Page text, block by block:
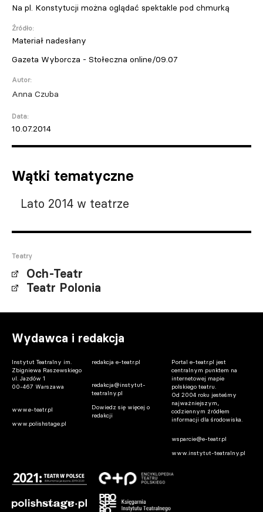
Na pl. Konstytucji można oglądać spektakle pod chmurką
Źródło:
Materiał nadesłany
Gazeta Wyborcza - Stołeczna online/09.07
Autor:
Anna Czuba
Data:
10.07.2014
Wątki tematyczne
Lato 2014 w teatrze
Teatry
Och-Teatr
Teatr Polonia
Wydawca i redakcja
Instytut Teatralny im.
Zbigniewa Raszewskiego
ul. Jazdów 1
00-467 Warszawa
www.e-teatr.pl
www.polishstage.pl
redakcja e-teatr.pl
redakcja@instytut-
teatralny.pl
Dowiedz się więcej o
redakcji
Portal e-teatr.pl jest
centralnym punktem na
internetowej mapie
polskiego teatru.
Od 2004 roku jesteśmy
najważniejszym,
codziennym źródłem
informacji dla środowiska.
wsparcie@e-teatr.pl
www.instytut-teatralny.pl